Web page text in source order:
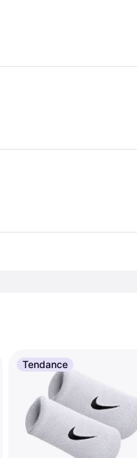
Tendance